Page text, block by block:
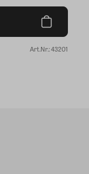
Art.Nr.: 43201